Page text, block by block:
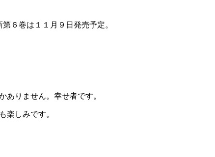
６巻は１１月９日発売予定。
ありません。幸せ者です。
楽しみです。